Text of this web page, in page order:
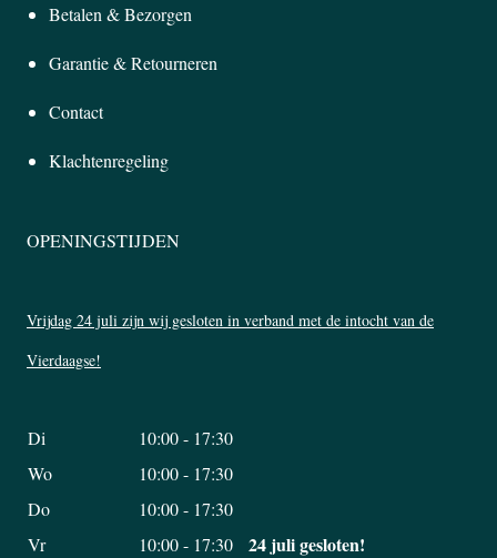
Betalen & Bezorgen
Garantie & Retourneren
Contact
Klachtenregeling
OPENINGSTIJDEN
Vrijdag 24 juli zijn wij gesloten in verband met de intocht van de
Vierdaagse!
Di
10:00 - 17:30
Wo
10:00 - 17:30
Do
10:00 - 17:30
Vr
10:00 - 17:30 24 juli gesloten!